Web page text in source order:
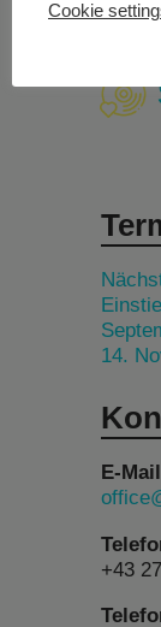
14.
E-Mail
+43
Cookie